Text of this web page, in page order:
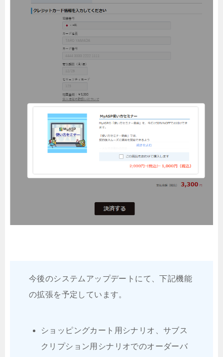
今後のシステムアップデートにて、下記機能
の拡張を予定しています。
ショッピングカート用シナリオ、サブス
クリプション用シナリオでのオーダーバ